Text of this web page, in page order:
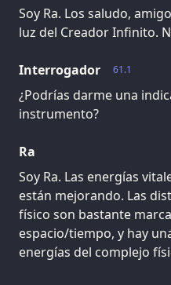
Soy Ra. Los saludo,
luz del Creador Infinito.
61.1
Interrogador
¿Podrías darme una
instrumento?
Ra
Soy Ra. Las energías
están mejorando. Las
físico son bastante
espacio/tiempo, y hay
energías del complejo